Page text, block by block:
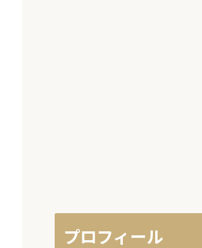
プロフィール